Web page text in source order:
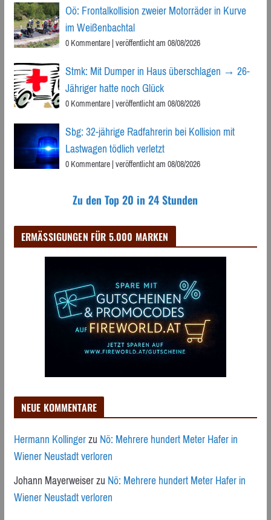
Oö: Frontalkollision zweier Motorräder in Kurve
im Weißenbachtal
0 Kommentare|veröffentlicht am 08/08/2026
Stmk: Mit Dumper in Haus überschlagen → 26-
Jähriger hatte noch Glück
0 Kommentare|veröffentlicht am 08/08/2026
Sbg: 32-jährige Radfahrerin bei Kollision mit
Lastwagen tödlich verletzt
0 Kommentare|veröffentlicht am 08/08/2026
Zu den Top 20 in 24 Stunden
ERMÄSSIGUNGEN FÜR 5.000 MARKEN
NEUE KOMMENTARE
Hermann KollingerzuNö: Mehrere hundert Meter Hafer in
Wiener Neustadt verloren
Johann MayerweiserzuNö: Mehrere hundert Meter Hafer in
Wiener Neustadt verloren